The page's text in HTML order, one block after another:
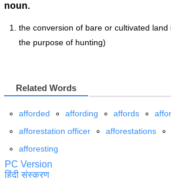
noun.
the conversion of bare or cultivated
the purpose of hunting)
Related Words
afforded affording affords
afforestation officer
afforestations
afforesting
PC Version
हिंदी संस्करण